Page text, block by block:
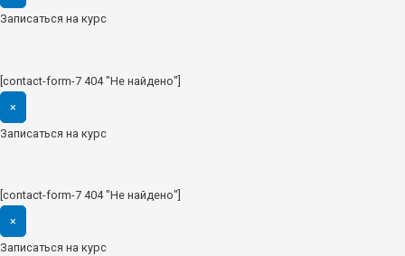
Записаться на курс
[contact-form-7 404 "Не найдено"]
×
Записаться на курс
[contact-form-7 404 "Не найдено"]
×
Записаться на курс